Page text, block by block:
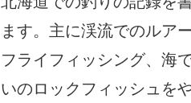
ます。主に渓流でのルアー
フライフィッシング、海
いのロックフィッシュをや